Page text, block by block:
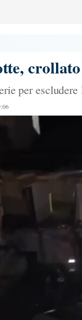
per